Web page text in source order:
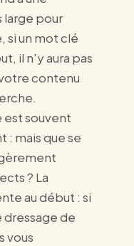
pour
si un mot clé
il n'y aura pas
contenu
est souvent
mais que se
? La
au début : si
dressage de
vous